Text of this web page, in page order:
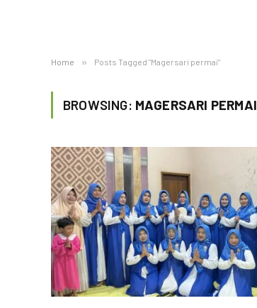
Home » Posts Tagged "Magersari permai"
BROWSING: MAGERSARI PERMAI